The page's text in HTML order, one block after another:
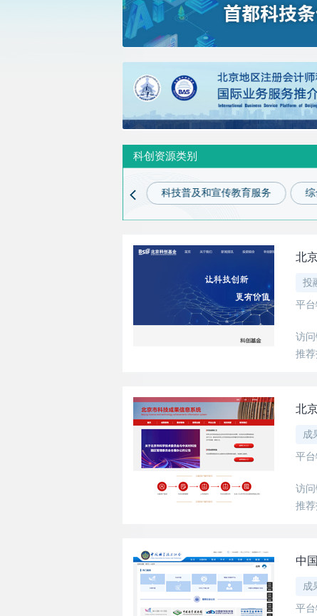
科创资源类别
科技普及和宣传教育服务 综
北
投
平台
访问
推荐
北
成
平台
访问
推荐
中
成
平台